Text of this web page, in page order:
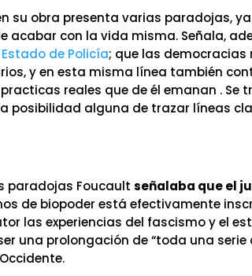
su obra presenta varias paradojas,
acabar con la vida misma. Señala,
Estado de Policía; que las
y en esta misma línea también
reales que de él emanan . Se
posibilidad alguna de trazar líneas
paradojas Foucaultseñalaba que el
de biopoder está efectivamente
las experiencias del fascismo y el
una prolongación de “toda una